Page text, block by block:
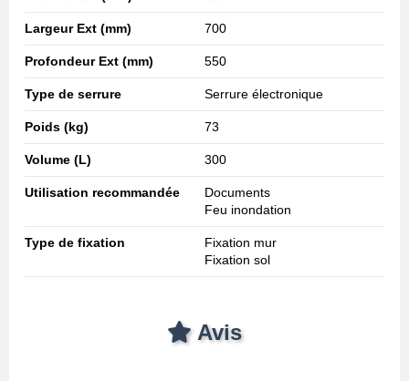
Largeur Ext (mm) 700
Profondeur Ext (mm) 550
Type de serrure Serrure électronique
Poids (kg) 73
Volume (L) 300
Utilisation recommandée
Documents
Feu inondation
Type de fixation
Fixation mur
Fixation sol
Avis